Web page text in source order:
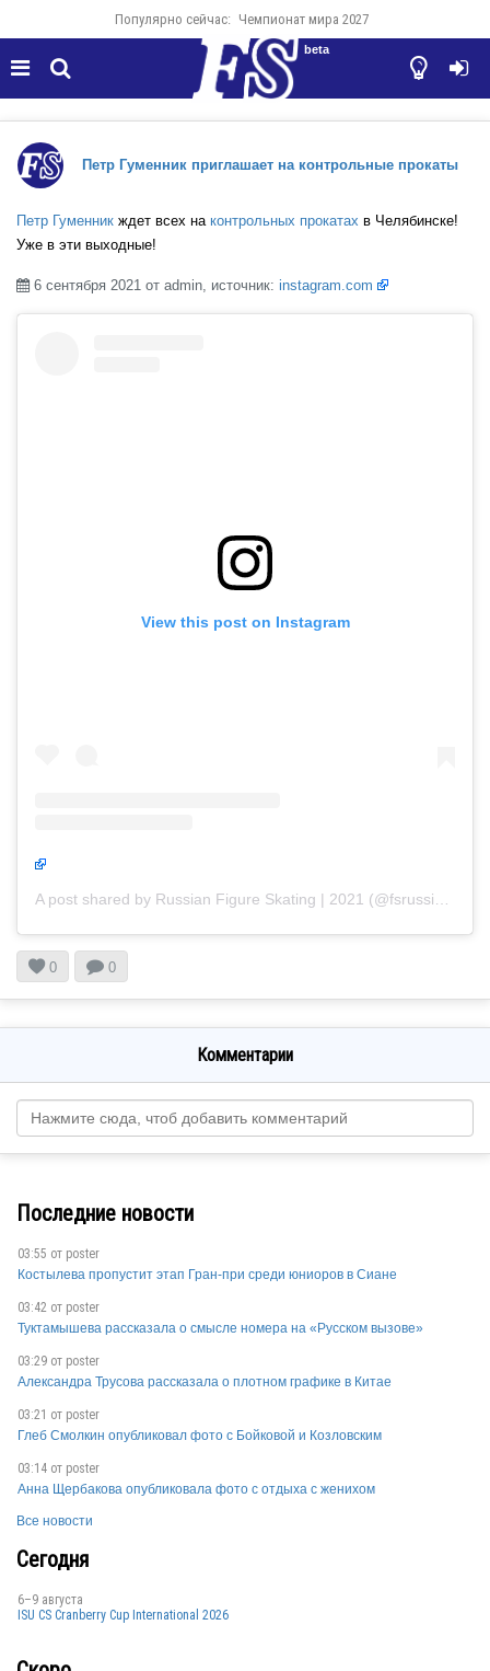
Популярно сейчас: Чемпионат мира 2027
  

beta
Петр Гуменник приглашает на контрольные прокаты
Петр Гуменник ждет всех на контрольных прокатах в Челябинске!
Уже в эти выходные!
 6 сентября 2021 от admin, источник: instagram.com
View this post on Instagram
A post shared by Russian Figure Skating | 2021 (@fsrussia2021)
0  0
Комментарии
Последние новости
03:55 от poster
Костылева пропустит этап Гран-при среди юниоров в Сиане
03:42 от poster
Туктамышева рассказала о смысле номера на «Русском вызове»
03:29 от poster
Александра Трусова рассказала о плотном графике в Китае
03:21 от poster
Глеб Смолкин опубликовал фото с Бойковой и Козловским
03:14 от poster
Анна Щербакова опубликовала фото с отдыха с женихом
Все новости
Сегодня
6–9 августа
ISU CS Cranberry Cup International 2026